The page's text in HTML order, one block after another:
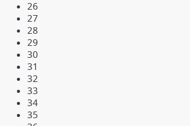
26
27
28
29
30
31
32
33
34
35